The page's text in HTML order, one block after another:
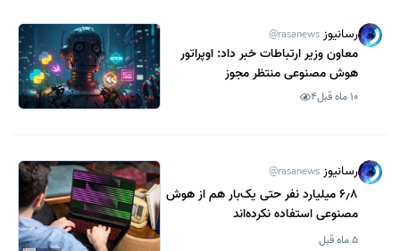
رسانیوز @rasanews
معاون وزیر ارتباطات خبر داد: اوپراتور
هوش مصنوعی منتظر مجوز
10 ماه قبل 4
رسانیوز @rasanews
6٫8 میلیارد نفر حتی یک‌بار هم از هوش
مصنوعی استفاده نکرده‌اند
5 ماه قبل